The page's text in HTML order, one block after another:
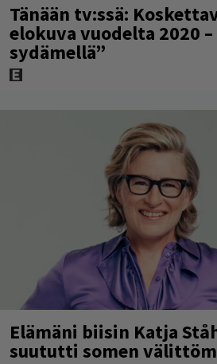
Tänään tv:ssä:
elokuva vuodelta 2020
sydämellä”
Elämäni biisin Katja
suututti somen